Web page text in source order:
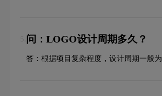
5. 问：LOGO设计周期多久？
答：根据项目复杂程度，设计周期一般